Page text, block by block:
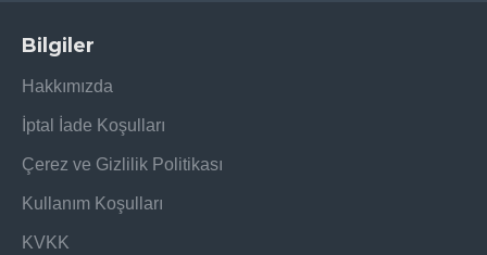
Bilgiler
Hakkımızda
İptal İade Koşulları
Çerez ve Gizlilik Politikası
Kullanım Koşulları
KVKK